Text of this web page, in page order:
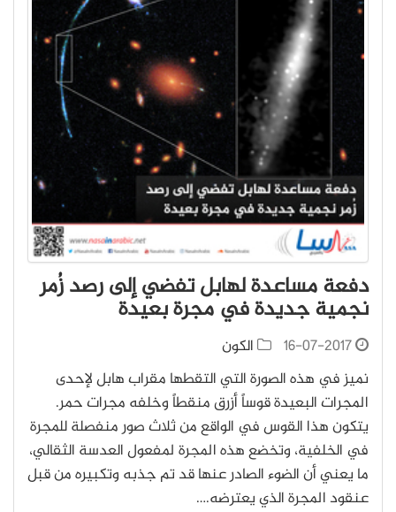
دفعة مساعدة لهابل تفضي إلى رصد زُمر
نجمية جديدة في مجرة بعيدة
16-07-2017
الكون
نميز في هذه الصورة التي التقطها مقراب هابل لإحدى
المجرات البعيدة قوساً أزرق منقطاً وخلفه مجرات حمر.
يتكون هذا القوس في الواقع من ثلاث صور منفصلة للمجرة
في الخلفية، وتخضع هذه المجرة لمفعول العدسة الثقالي،
ما يعني أن الضوء الصادر عنها قد تم جذبه وتكبيره من قبل
عنقود المجرة الذي يعترضه.…